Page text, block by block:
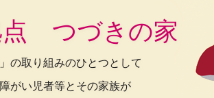
点 つづきの家
の取り組みのひとつとして
がい児者等とその家族が